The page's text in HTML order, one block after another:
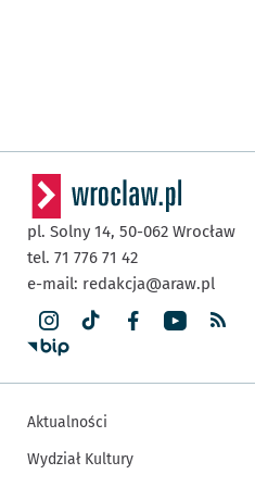
pl. Solny 14, 50-062 Wrocław
tel. 71 776 71 42
e-mail: redakcja@araw.pl
Aktualności
Wydział Kultury